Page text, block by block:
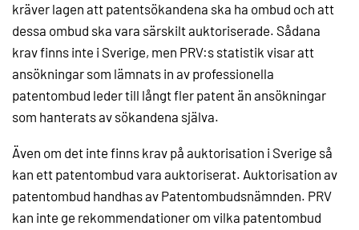
kräver lagen att patentsökandena ska ha ombud och att
dessa ombud ska vara särskilt auktoriserade. Sådana
krav finns inte i Sverige, men PRV:s statistik visar att
ansökningar som lämnats in av professionella
patentombud leder till långt fler patent än ansökningar
som hanterats av sökandena själva.
Även om det inte finns krav på auktorisation i Sverige så
kan ett patentombud vara auktoriserat. Auktorisation av
patentombud handhas av Patentombudsnämnden. PRV
kan inte ge rekommendationer om vilka patentombud